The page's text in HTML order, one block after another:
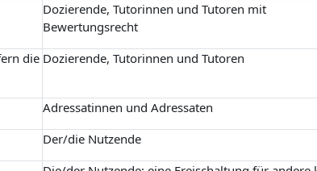
Dozierende, Tutorinnen und Tutoren mit
Bewertungsrecht
die Dozierende, Tutorinnen und Tutoren
Adressatinnen und Adressaten
Der/die Nutzende